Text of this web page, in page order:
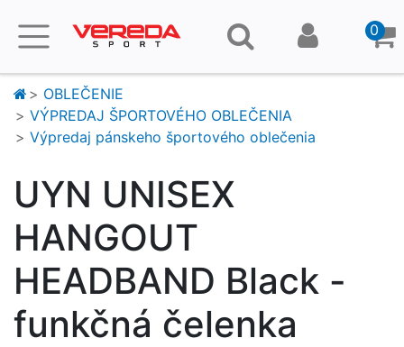
0
OBLEČENIE
VÝPREDAJ ŠPORTOVÉHO OBLEČENIA
Výpredaj pánskeho športového oblečenia
UYN UNISEX
HANGOUT
HEADBAND Black -
funkčná čelenka